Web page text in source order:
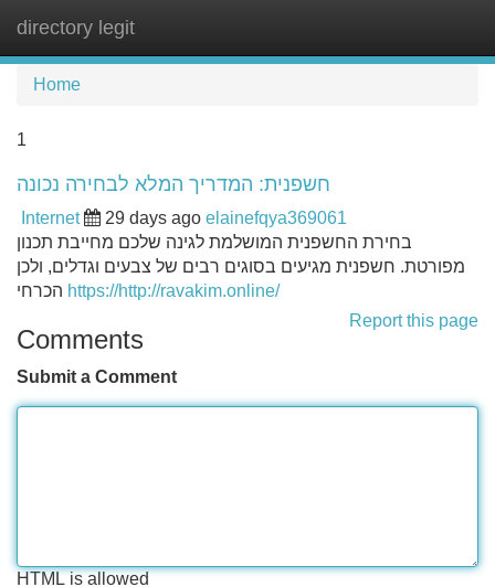
directory legit
Home
1
חשפנית: המדריך המלא לבחירה נכונה
Internet 29 days ago elainefqya369061
בחירת החשפנית המושלמת לגינה שלכם מחייבת תכנון
מפורטת. חשפנית מגיעים בסוגים רבים של צבעים וגדלים, ולכן
https://http://ravakim.online/
Report this page
Comments
Submit a Comment
HTML is allowed